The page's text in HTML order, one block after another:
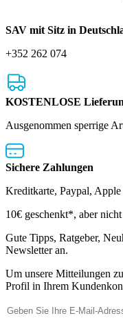
SAV mit Sitz in
+352 262 074
KOSTENLOSE
Ausgenommen sperrige
Sichere Zahlungen
Kreditkarte, Paypal, Apple
Newsletter
10€ geschenkt*, aber
Gute Tipps, Ratgeber,
Newsletter an.
Um unsere Mitteilungen
Profil in Ihrem
E-